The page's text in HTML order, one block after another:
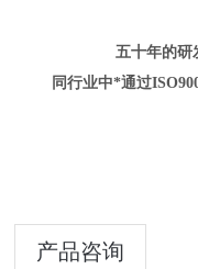
五十年的研
同行业中*通过
产品咨询